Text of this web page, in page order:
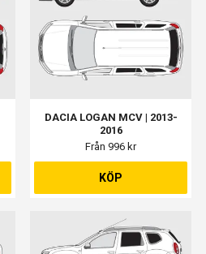
DACIA LOGAN MCV | 2013-
2016
Från 996 kr
KÖP